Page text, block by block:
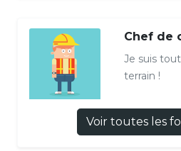
Chef de
Je suis
terrain !
Voir toutes les